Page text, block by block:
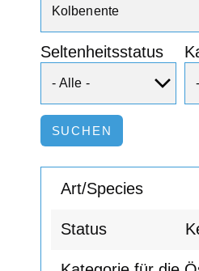
Seltenheitsstatus